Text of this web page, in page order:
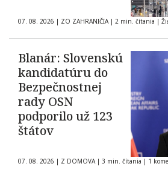
07. 08. 2026 | ZO ZAHRANIČIA | 2 min. čítania |
Blanár: Slovenskú
kandidatúru do
Bezpečnostnej
rady OSN
podporilo už 123
štátov
07. 08. 2026 | Z DOMOVA | 3 min. čítania | 1